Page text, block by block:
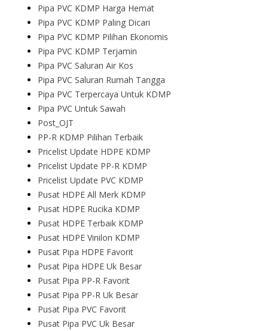
Pipa PVC KDMP Harga Hemat
Pipa PVC KDMP Paling Dicari
Pipa PVC KDMP Pilihan Ekonomis
Pipa PVC KDMP Terjamin
Pipa PVC Saluran Air Kos
Pipa PVC Saluran Rumah Tangga
Pipa PVC Terpercaya Untuk KDMP
Pipa PVC Untuk Sawah
Post_OJT
PP-R KDMP Pilihan Terbaik
Pricelist Update HDPE KDMP
Pricelist Update PP-R KDMP
Pricelist Update PVC KDMP
Pusat HDPE All Merk KDMP
Pusat HDPE Rucika KDMP
Pusat HDPE Terbaik KDMP
Pusat HDPE Vinilon KDMP
Pusat Pipa HDPE Favorit
Pusat Pipa HDPE Uk Besar
Pusat Pipa PP-R Favorit
Pusat Pipa PP-R Uk Besar
Pusat Pipa PVC Favorit
Pusat Pipa PVC Uk Besar